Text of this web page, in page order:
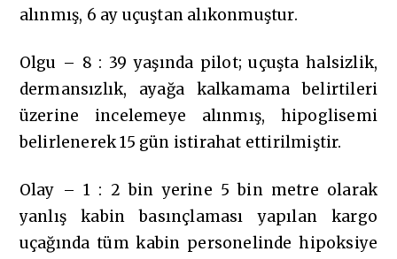
alınmış, 6 ay uçuştan alıkonmuştur.
Olgu – 8 : 39 yaşında pilot; uçuşta halsizlik,
dermansızlık, ayağa kalkamama belirtileri
üzerine incelemeye alınmış, hipoglisemi
belirlenerek 15 gün istirahat ettirilmiştir.
Olay – 1 : 2 bin yerine 5 bin metre olarak
yanlış kabin basınçlaması yapılan kargo
uçağında tüm kabin personelinde hipoksiye